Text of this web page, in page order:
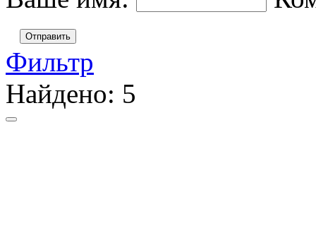
Отправить
Фильтр
Найдено: 5